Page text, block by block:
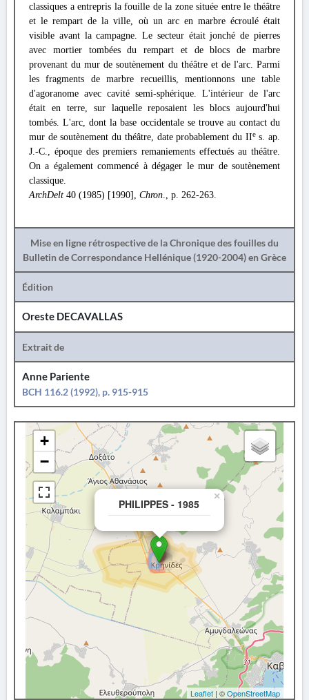
classiques a entrepris la fouille de la zone située entre le théâtre
et le rempart de la ville, où un arc en marbre écroulé était
visible avant la campagne. Le secteur était jonché de pierres
avec mortier tombées du rempart et de blocs de marbre
provenant du mur de soutènement du théâtre et de l'arc. Parmi
les fragments de marbre recueillis, mentionnons une table
d'agoranome avec cavité semi-sphérique. L'intérieur de l'arc
était en terre, sur laquelle reposaient les blocs aujourd'hui
tombés. L'arc, dont la base occidentale se trouve au contact du
mur de soutènement du théâtre, date probablement du IIes. ap.
J.-C., époque des premiers remaniements effectués au théâtre.
On a également commencé à dégager le mur de soutènement
classique.
ArchDelt 40 (1985) [1990], Chron., p. 262-263.
Mise en ligne rétrospective de la Chronique des fouilles du
Bulletin de Correspondance Hellénique (1920-2004) en Grèce
Édition
Oreste DECAVALLAS
Extrait de
Anne Pariente
BCH 116.2 (1992), p. 915-915
PHILIPPES - 1985
×
+
−
Leaflet | ©OpenStreetMap